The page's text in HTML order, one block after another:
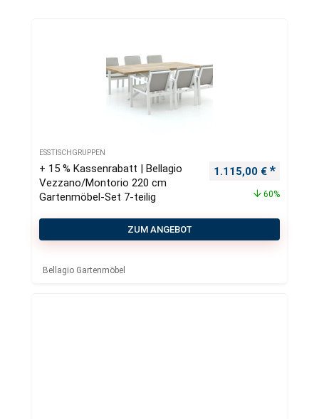
ESSTISCHGRUPPEN
+ 15 % Kassenrabatt | Bellagio
Vezzano/Montorio 220 cm
Gartenmöbel-Set 7-teilig
Ursprünglicher
1.115,00 €
60%
ZUM ANGEBOT
Bellagio Gartenmöbel